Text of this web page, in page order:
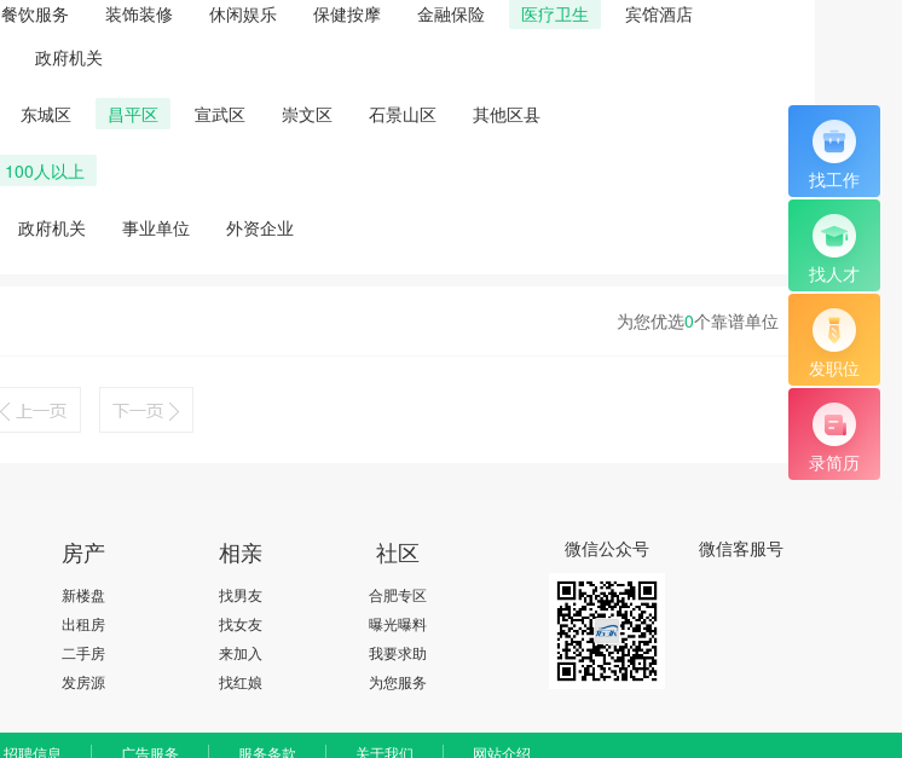
找工作
找人才
发职位
录简历
餐饮服务 装饰装修 休闲娱乐 保健按摩 金融保险 医疗卫生
宾馆酒店
政府机关
东城区 昌平区 宣武区 崇文区 石景山区 其他区县
100人以上
政府机关 事业单位 外资企业
为您优选0个靠谱单位
房产
新楼盘
出租房
二手房
发房源
相亲
找男友
找女友
来加入
找红娘
社区
合肥专区
曝光曝料
我要求助
为您服务
微信公众号 微信客服号
招聘信息 广告服务 服务条款 关于我们 网站介绍